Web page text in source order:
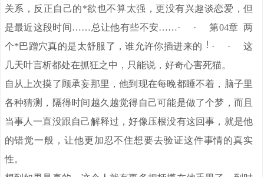
关系，反正自己的*欲也不算太强，更没有兴趣谈恋爱，但
是最近这段时间……总让他有些不安……· · 第04章 两
个*巴蹭穴真的是太舒服了，谁允许你插进来的
· · 这
几天叶言析都处在抓狂之中，只能说，好奇心害死猫。
自从上次摸了顾承妄那里，他到现在每晚都睡不着，脑子里
各种猜测，隔得时间越久越觉得自己可能是做了个梦，而且
当事人一直没跟自己解释过，好像压根没有这回事，就是他
的错觉一般，让他更加忍不住想要去验证这件事情的真实
性。